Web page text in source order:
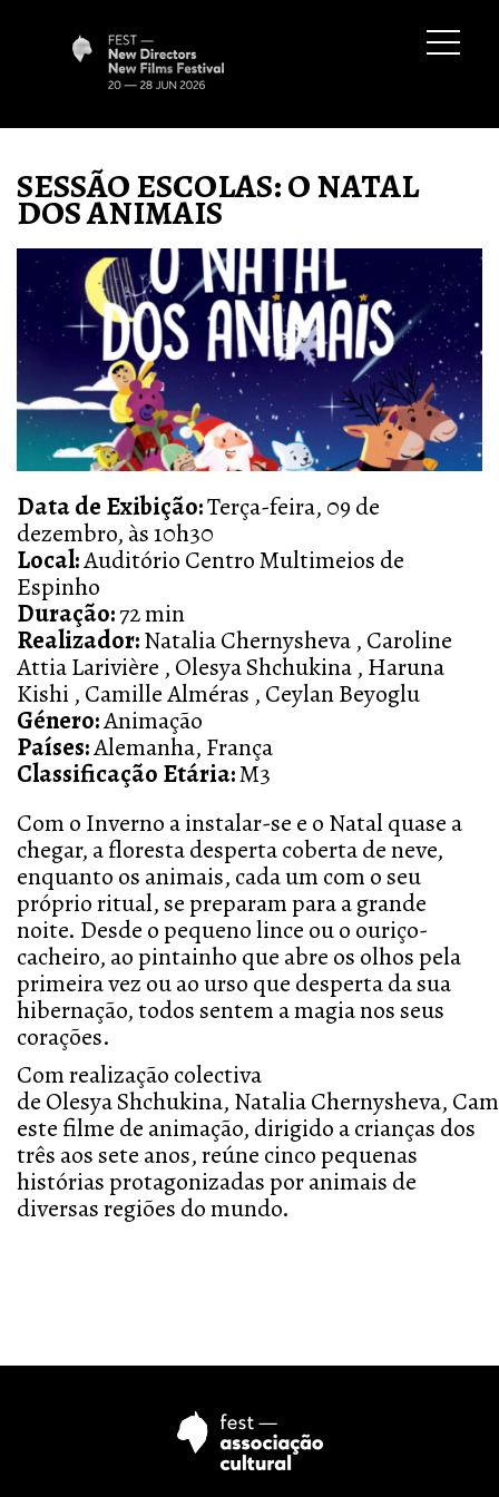
SESSÃO ESCOLAS: O NATAL
DOS ANIMAIS
Data de Exibição:Terça-feira, 09 de
dezembro, às 10h30
Local:Auditório Centro Multimeios de
Espinho
Duração:72 min
Realizador:Natalia Chernysheva , Caroline
Attia Larivière , Olesya Shchukina , Haruna
Kishi , Camille Alméras , Ceylan Beyoglu
Género:Animação
Países:Alemanha, França
Classificação Etária:M3
Com o Inverno a instalar-se e o Natal quase a
chegar, a floresta desperta coberta de neve,
enquanto os animais, cada um com o seu
próprio ritual, se preparam para a grande
noite. Desde o pequeno lince ou o ouriço-
cacheiro, ao pintainho que abre os olhos pela
primeira vez ou ao urso que desperta da sua
hibernação, todos sentem a magia nos seus
corações.
Com realização colectiva
de Olesya Shchukina, Natalia Chernysheva,
este filme de animação, dirigido a crianças dos
três aos sete anos, reúne cinco pequenas
histórias protagonizadas por animais de
diversas regiões do mundo.